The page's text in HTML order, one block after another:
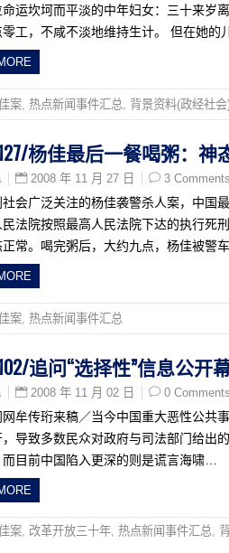
命运坎坷而平淡的中年妇女：三十来岁
工，不咸不淡地维持生计。 但在她的
案 热点新闻事件汇总 背景资料(政经社会
杨佳最后一餐喝粥：
2008 年 11 月 27 日 3 Comments
社会广泛关注的杨佳袭警杀人案，中国
民法院按照最高人民法院下达的执行死
常。喝完粥后，大约九点，杨佳被警
案 热点新闻事件汇总
追问“选择性”信息公
2008 年 11 月 02 日 0 Comments
牟传珩来稿／当今中国重大恶性公共
导致多数民众对政府与司法部门给出
目前中国陷入更深的则是谎言海啸…
案 改革开放三十年 热点新闻事件汇总